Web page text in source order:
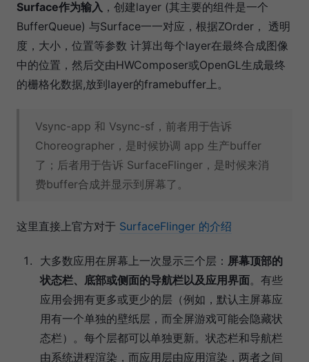
Surface作为输入 ，创建layer (其主要的组件是一个
BufferQueue) 与Surface一一对应，根据ZOrder， 透明
度，大小，位置等参数 计算出每个layer在最终合成图像
中的位置，然后交由HWComposer或OpenGL生成最终
的栅格化数据,放到layer的framebuffer上。
Vsync-app 和 Vsync-sf，前者用于告诉
Choreographer，是时候协调 app 生产buffer
了；后者用于告诉 SurfaceFlinger，是时候来消
费buffer合成并显示到屏幕了。
这里直接上官方对于 SurfaceFlinger 的介绍
大多数应用在屏幕上一次显示三个层： 屏幕顶部的
状态栏、底部或侧面的导航栏以及应用界面。有些
应用会拥有更多或更少的层（例如，默认主屏幕应
用有一个单独的壁纸层，而全屏游戏可能会隐藏状
态栏）。每个层都可以单独更新。状态栏和导航栏
由系统进程渲染，而应用层由应用渲染，两者之间